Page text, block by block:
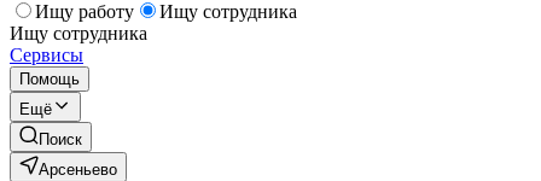
Ищу работу
Ищу сотрудника
Ищу сотрудника
Сервисы
Помощь
Ещё
Поиск
Арсеньево